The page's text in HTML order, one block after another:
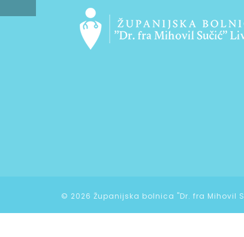
© 2026 Županijska bolnica "Dr. fra Mihovil